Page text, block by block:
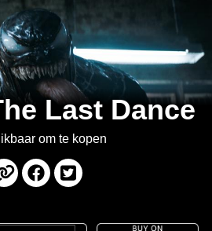
Last Dance
om te kopen